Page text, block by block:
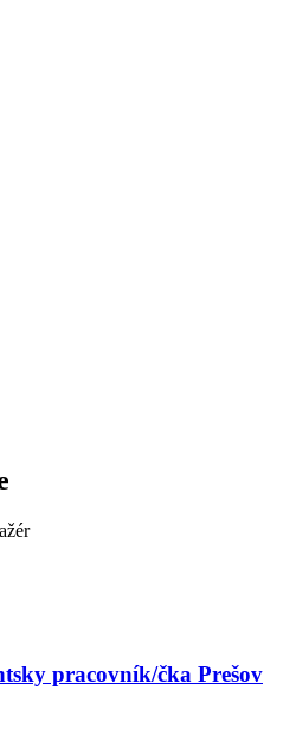
pracovník/čka Prešov